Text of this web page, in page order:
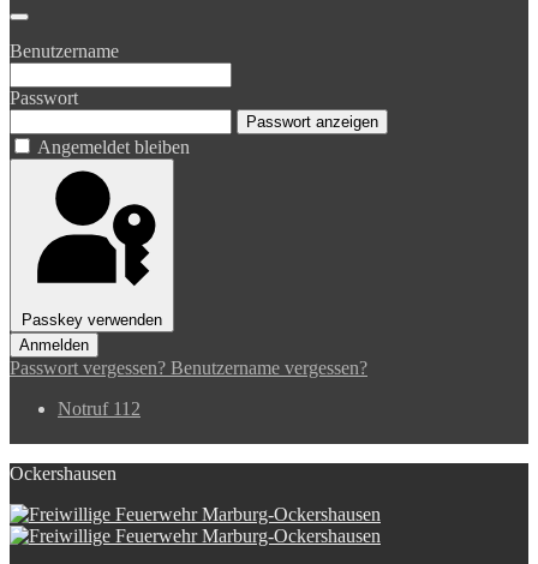
Benutzername
Passwort
Passwort anzeigen
Angemeldet bleiben
Passkey verwenden
Anmelden
Passwort vergessen? Benutzername vergessen?
Notruf 112
Ockershausen